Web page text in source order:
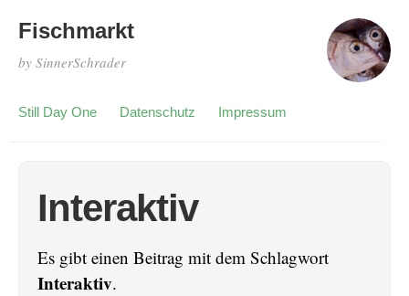
Fischmarkt
by SinnerSchrader
Still Day One Datenschutz Impressum
Interaktiv
Es gibt einen Beitrag mit dem Schlagwort
Interaktiv.